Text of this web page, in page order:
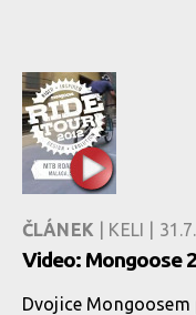
ČLÁNEK | KELI |
Video: Mongoose
Dvojice